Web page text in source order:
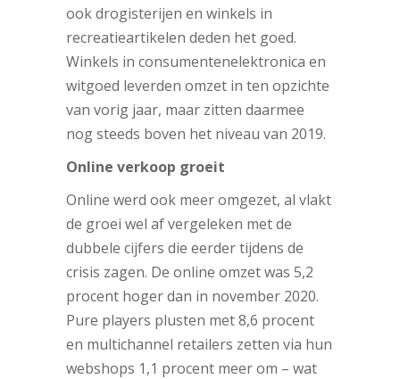
ook drogisterijen en winkels in
recreatieartikelen deden het goed.
Winkels in consumentenelektronica en
witgoed leverden omzet in ten opzichte
van vorig jaar, maar zitten daarmee
nog steeds boven het niveau van 2019.
Online verkoop groeit
Online werd ook meer omgezet, al vlakt
de groei wel af vergeleken met de
dubbele cijfers die eerder tijdens de
crisis zagen. De online omzet was 5,2
procent hoger dan in november 2020.
Pure players plusten met 8,6 procent
en multichannel retailers zetten via hun
webshops 1,1 procent meer om – wat